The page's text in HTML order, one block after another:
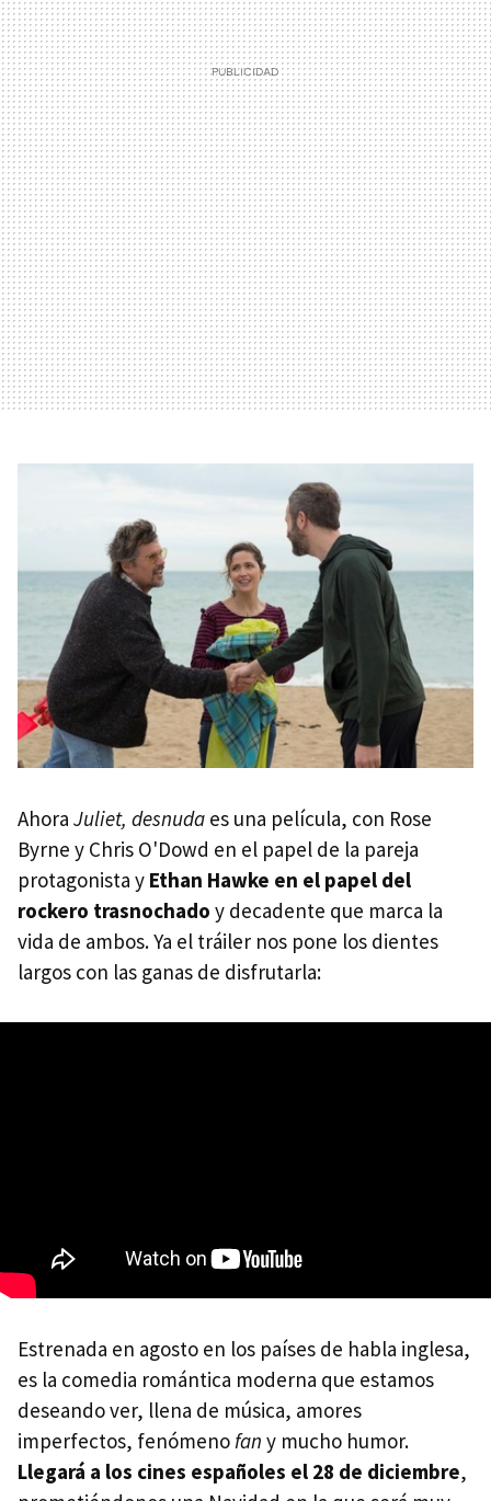
Ahora Juliet, desnuda es una película, con Rose
Byrne y Chris O'Dowd en el papel de la pareja
protagonista y Ethan Hawke en el papel del
rockero trasnochado y decadente que marca la
vida de ambos. Ya el tráiler nos pone los dientes
largos con las ganas de disfrutarla:
Estrenada en agosto en los países de habla inglesa,
es la comedia romántica moderna que estamos
deseando ver, llena de música, amores
imperfectos, fenómeno fan y mucho humor.
Llegará a los cines españoles el 28 de diciembre,